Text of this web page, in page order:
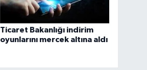
Ticaret Bakanlığı indirim
oyunlarını mercek altına aldı